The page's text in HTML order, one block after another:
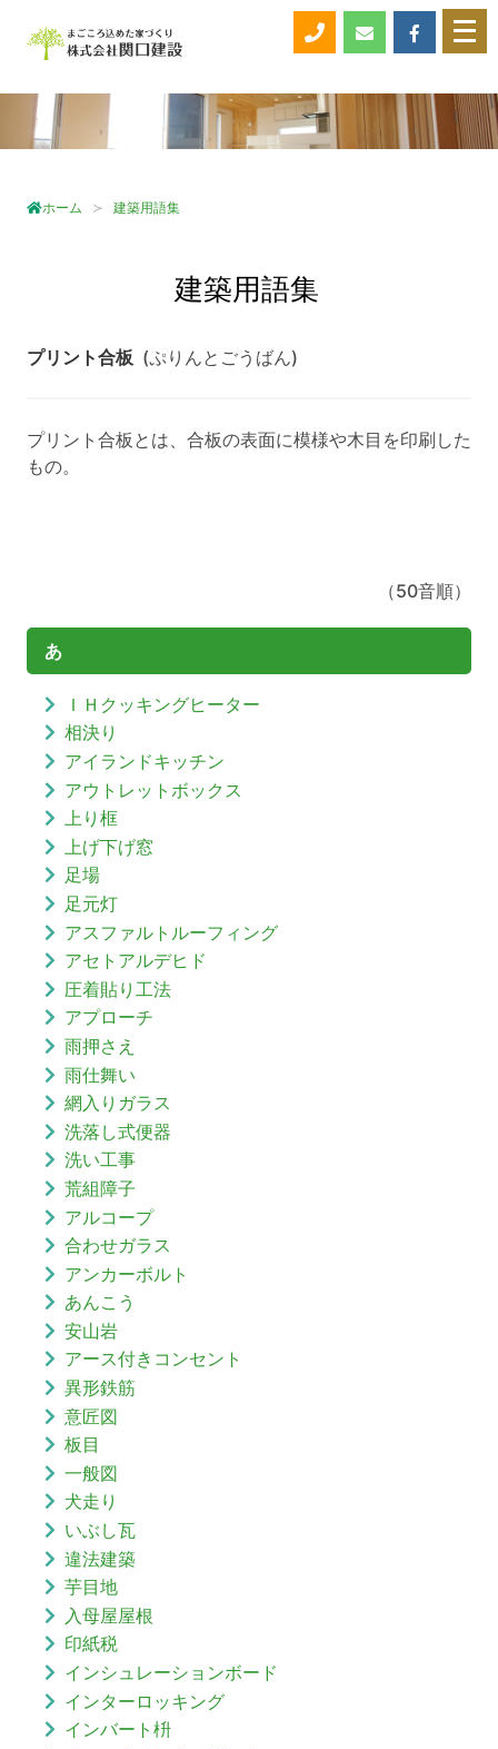
メ
ニ
ー
を
開
ホーム 建築用語集
建築用語集
プリント合板 (ぷりんとごうばん)
プリント合板とは、合板の表面に模様や木目を印刷した
もの。
（50音順）
あ
ＩＨクッキングヒーター
相決り
アイランドキッチン
アウトレットボックス
上り框
上げ下げ窓
足場
足元灯
アスファルトルーフィング
アセトアルデヒド
圧着貼り工法
アプローチ
雨押さえ
雨仕舞い
網入りガラス
洗落し式便器
洗い工事
荒組障子
アルコープ
合わせガラス
アンカーボルト
あんこう
安山岩
アース付きコンセント
異形鉄筋
意匠図
板目
一般図
犬走り
いぶし瓦
違法建築
芋目地
入母屋屋根
印紙税
インシュレーションボード
インターロッキング
インバート枡